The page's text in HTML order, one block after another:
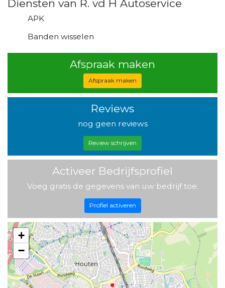
Diensten van R. vd H Autoservice
APK
Banden wisselen
Afspraak maken
Afspraak maken
Reviews
nog geen reviews
Review schrijven
Activeer Bedrijfsprofiel
Voeg gratis de gegevens van uw bedrijf toe.
Profiel activeren
+
−